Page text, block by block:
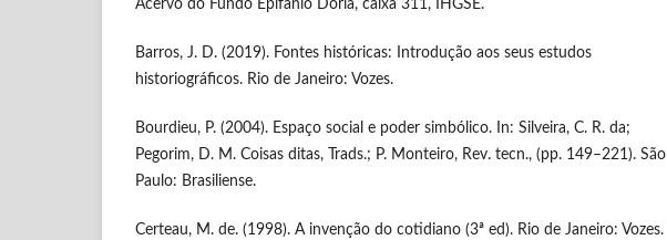
Acervo do Fundo Epifânio Dória, caixa 311, IHGSE.
Barros, J. D. (2019). Fontes históricas: Introdução aos seus estudos
historiográficos. Rio de Janeiro: Vozes.
Bourdieu, P. (2004). Espaço social e poder simbólico. In: Silveira, C. R. da;
Pegorim, D. M. Coisas ditas, Trads.; P. Monteiro, Rev. tecn., (pp. 149–221). São
Paulo: Brasiliense.
Certeau, M. de. (1998). A invenção do cotidiano (3ª ed). Rio de Janeiro: Vozes.